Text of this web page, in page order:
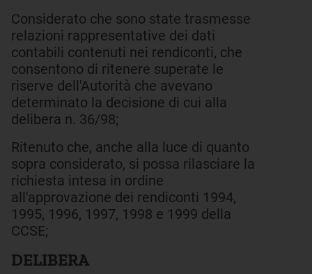
Considerato che sono state trasmesse
relazioni rappresentative dei dati
contabili contenuti nei rendiconti, che
consentono di ritenere superate le
riserve dell'Autorità che avevano
determinato la decisione di cui alla
delibera n. 36/98;
Ritenuto che, anche alla luce di quanto
sopra considerato, si possa rilasciare la
richiesta intesa in ordine
all'approvazione dei rendiconti 1994,
1995, 1996, 1997, 1998 e 1999 della
CCSE;
DELIBERA